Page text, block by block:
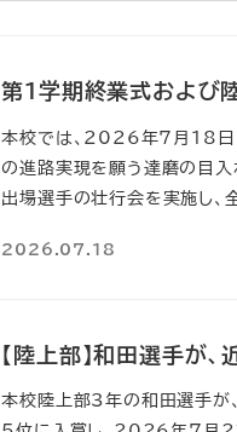
第1学期終業式および
本校では、2026年7月18日（
の進路実現を願う達磨の目入
出場選手の壮行会を実施し、
2026.07.18
【陸上部】和田選手が
本校陸上部3年の和田選手が